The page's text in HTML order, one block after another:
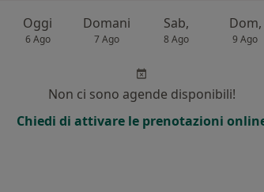
Oggi
6 Ago
Domani
7 Ago
Sab,
8 Ago
Dom,
9 Ago
Non ci sono agende disponibili!
Chiedi di attivare le prenotazioni